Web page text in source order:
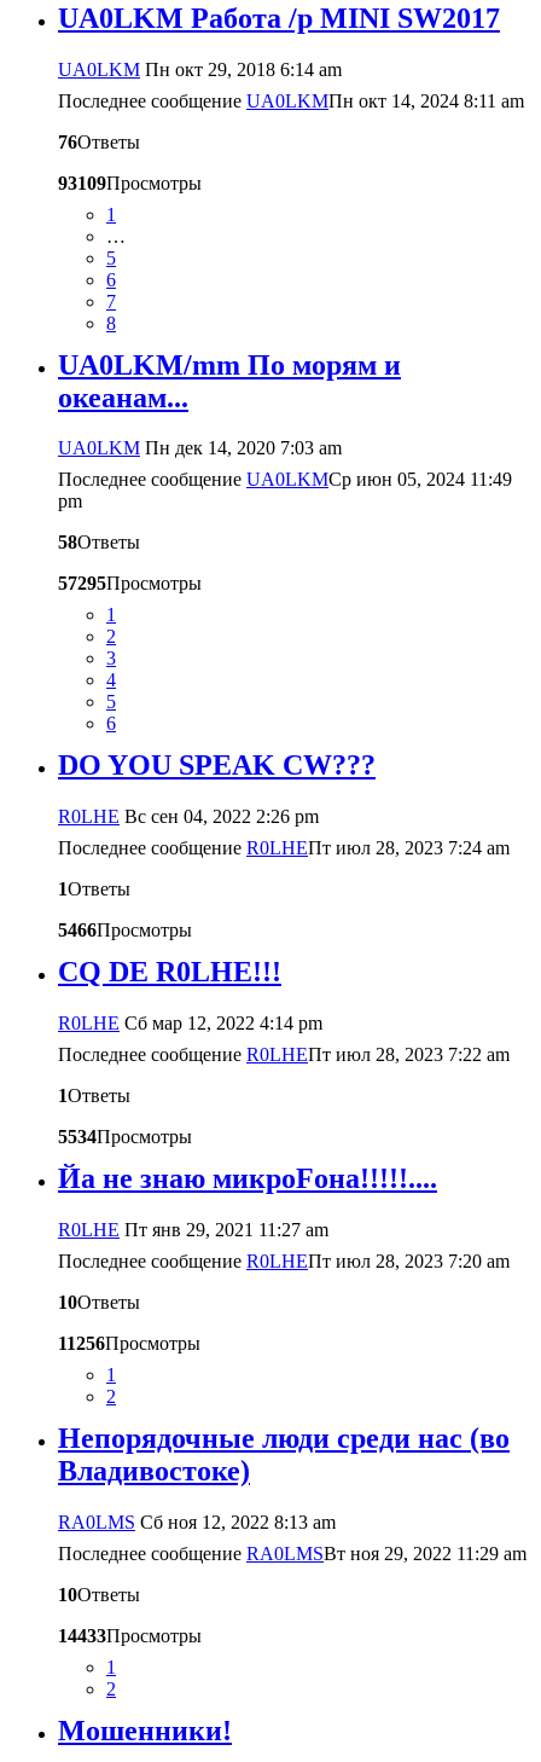
UA0LKM Работа /р MINI SW2017
UA0LKM Пн окт 29, 2018 6:14 am
Последнее сообщение UA0LKMПн окт 14, 2024 8:11 am
76Ответы
93109Просмотры
1
…
5
6
7
8
UA0LKM/mm По морям и
океанам...
UA0LKM Пн дек 14, 2020 7:03 am
Последнее сообщение UA0LKMСр июн 05, 2024 11:49
pm
58Ответы
57295Просмотры
1
2
3
4
5
6
DO YOU SPEAK CW???
R0LHE Вс сен 04, 2022 2:26 pm
Последнее сообщение R0LHEПт июл 28, 2023 7:24 am
1Ответы
5466Просмотры
СQ DE R0LHE!!!
R0LHE Сб мар 12, 2022 4:14 pm
Последнее сообщение R0LHEПт июл 28, 2023 7:22 am
1Ответы
5534Просмотры
Йа не знаю микроFона!!!!!....
R0LHE Пт янв 29, 2021 11:27 am
Последнее сообщение R0LHEПт июл 28, 2023 7:20 am
10Ответы
11256Просмотры
1
2
Непорядочные люди среди нас (во
Владивостоке)
RA0LMS Сб ноя 12, 2022 8:13 am
Последнее сообщение RA0LMSВт ноя 29, 2022 11:29 am
10Ответы
14433Просмотры
1
2
Мошенники!